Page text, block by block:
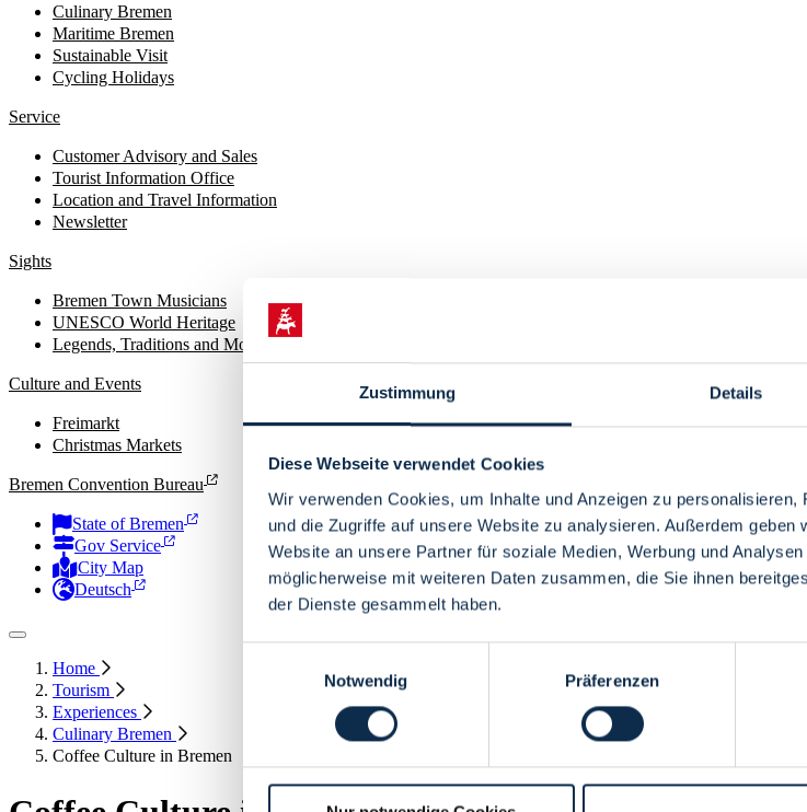
Zustimmung Details
Diese Webseite verwendet Cookies
Wir verwenden Cookies, um Inhalte und Anzeigen zu
und die Zugriffe auf unsere Website zu analysieren. Außerdem
Website an unsere Partner für soziale Medien, Werbung und
möglicherweise mit weiteren Daten zusammen, die Sie ihnen
der Dienste gesammelt haben.
Notwendig
Präferenzen
Culinary Bremen
Maritime Bremen
Sustainable Visit
Cycling Holidays
Service
Customer Advisory and Sales
Tourist Information Office
Location and Travel Information
Newsletter
Sights
Bremen Town Musicians
UNESCO World Heritage
Legends, Traditions and Monuments
Culture and Events
Freimarkt
Christmas Markets
Bremen Convention Bureau
State of Bremen
Gov Service
City Map
Deutsch
Home
Tourism
Experiences
Culinary Bremen
Coffee Culture in Bremen